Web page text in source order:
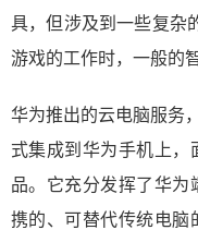
具，但涉及到一些复杂
游戏的工作时，一般的
华为推出的云电脑服务
式集成到华为手机上，
品。它充分发挥了华为
携的、可替代传统电脑